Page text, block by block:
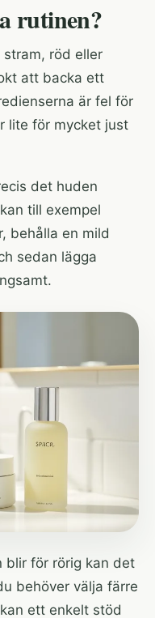
rutinen?
stram, röd eller
att backa ett
är fel för
lite för mycket just
det huden
till exempel
behålla en mild
sedan lägga
blir för rörig kan det
behöver välja färre
ett enkelt stöd